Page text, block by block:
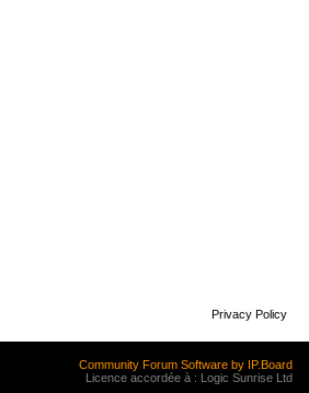
Privacy Policy
Community Forum Software by IP.Board
Licence accordée à : Logic Sunrise Ltd